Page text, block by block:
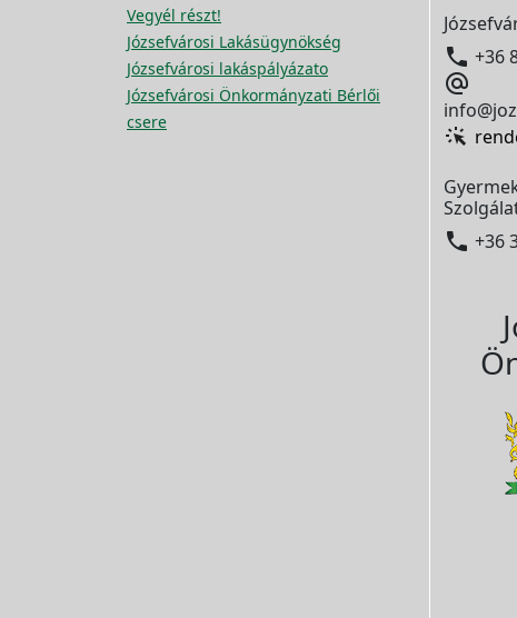
Vegyél részt!
Józsefvárosi Lakásügynökség
Józsefvárosi lakáspályázato
Józsefvárosi Önkormányzati Bérlői
csere
 +36

 +36